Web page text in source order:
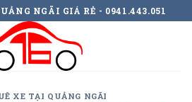
NGÃI GIÁ RẺ - 0941.443.051
XE TẠI QUẢNG NGÃI